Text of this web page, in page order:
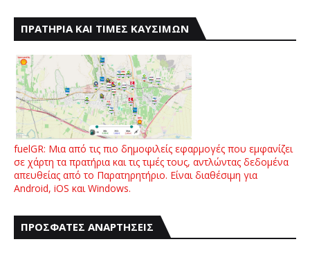
ΠΡΑΤΗΡΙΑ ΚΑΙ ΤΙΜΕΣ ΚΑΥΣΙΜΩΝ
fuelGR: Μια από τις πιο δημοφιλείς εφαρμογές που εμφανίζει
σε χάρτη τα πρατήρια και τις τιμές τους, αντλώντας δεδομένα
απευθείας από το Παρατηρητήριο. Είναι διαθέσιμη για
Android, iOS και Windows.
ΠΡΟΣΦΑΤΕΣ ΑΝΑΡΤΗΣΕΙΣ